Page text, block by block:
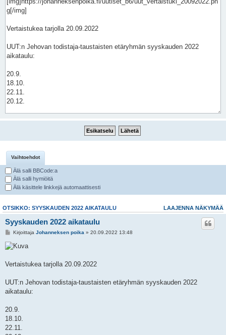
Vaihtoehdot
Älä salli BBCode:a
Älä salli hymiöitä
Älä käsittele linkkejä automaattisesti
LAAJENNA NÄKYMÄÄ
OTSIKKO: SYYSKAUDEN 2022 AIKATAULU
Syyskauden 2022 aikataulu
Kirjoittaja Johanneksen poika» 20.09.2022 13:48
Vertaistukea tarjolla 20.09.2022
UUT:n Jehovan todistaja-taustaisten etäryhmän syyskauden 2022
aikataulu:
20.9.
18.10.
22.11.